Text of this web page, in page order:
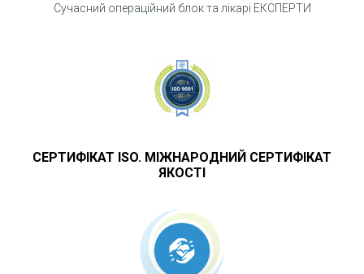
Сучасний операційний блок та лікарі ЕКСПЕРТИ
СЕРТИФІКАТ ISO. МІЖНАРОДНИЙ СЕРТИФІКАТ
ЯКОСТІ